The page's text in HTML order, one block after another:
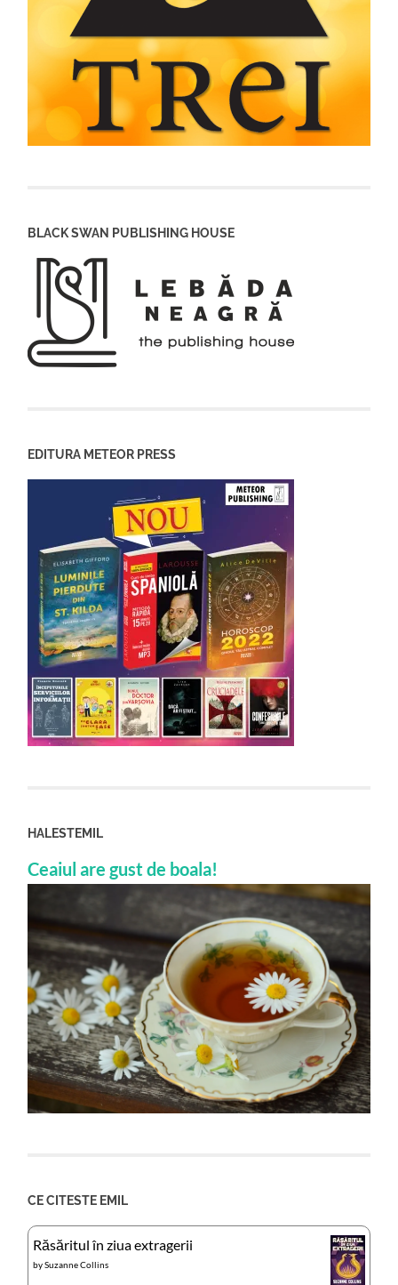
BLACK SWAN PUBLISHING HOUSE
EDITURA METEOR PRESS
HALESTEMIL
Ceaiul are gust de boala!
CE CITESTE EMIL
Răsăritul în ziua extragerii
bySuzanne Collins